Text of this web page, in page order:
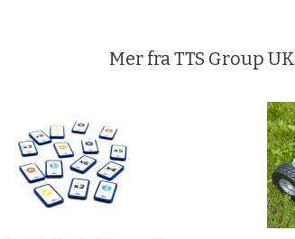
Mer fra TTS Group UK